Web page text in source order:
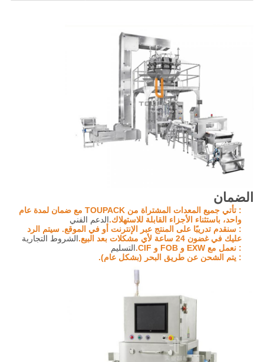
الضمان
: تأتي جميع المعدات المشتراة من TOUPACK مع ضمان لمدة عام
واحد، باستثناء الأجزاء القابلة للاستهلاك.الدعم الفني
: سنقدم تدريبًا على المنتج عبر الإنترنت أو في الموقع. سيتم الرد
عليك في غضون 24 ساعة لأي مشكلات بعد البيع.
الشروط التجارية
: نعمل مع EXW و FOB و CIF.
التسليم
: يتم الشحن عن طريق البحر (بشكل عام).